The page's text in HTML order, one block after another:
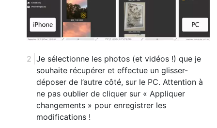
Je sélectionne les photos (et vidéos !) que je
souhaite récupérer et effectue un glisser-
déposer de l’autre côté, sur le PC. Attention à
ne pas oublier de cliquer sur « Appliquer
changements » pour enregistrer les
modifications !